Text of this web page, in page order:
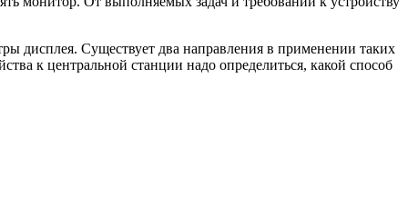
дисплея. Существует два направления в применении таких
к центральной станции надо определиться, какой способ